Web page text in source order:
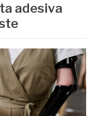
adesiva